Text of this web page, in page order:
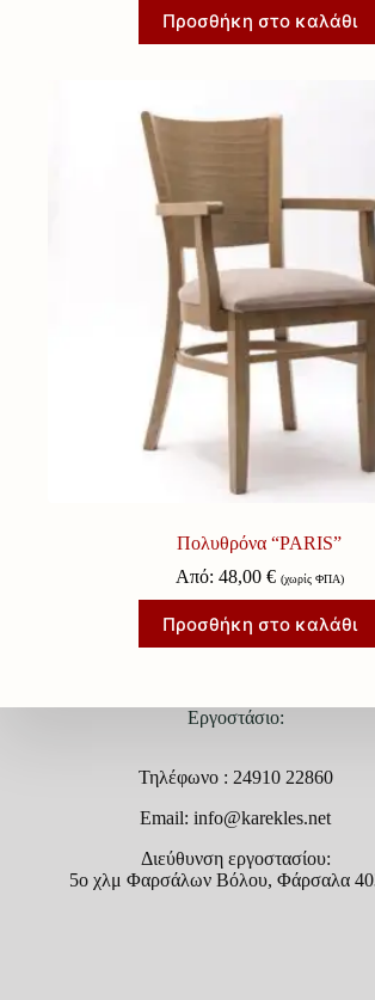
Προσθήκη στο καλάθι
Πολυθρόνα “PARIS”
Από: 48,00 € (χωρίς ΦΠΑ)
Προσθήκη στο καλάθι
Εργοστάσιο:
Τηλέφωνο : 24910 22860
Email: info@karekles.net
Διεύθυνση εργοστασίου:
5ο χλμ Φαρσάλων Βόλου, Φάρσαλα